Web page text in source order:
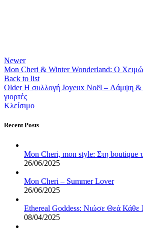
Newer
Mon Cheri & Winter Wonderland: Ο
Back to list
Older Η συλλογή Joyeux Noël – Λάμψη &
γιορτές
Κλείσιμο
Recent Posts
Mon Cheri, mon style: Στη boutique
26/06/2025
Mon Cheri – Summer Lover
26/06/2025
Ethereal Goddess: Νιώσε Θεά
08/04/2025